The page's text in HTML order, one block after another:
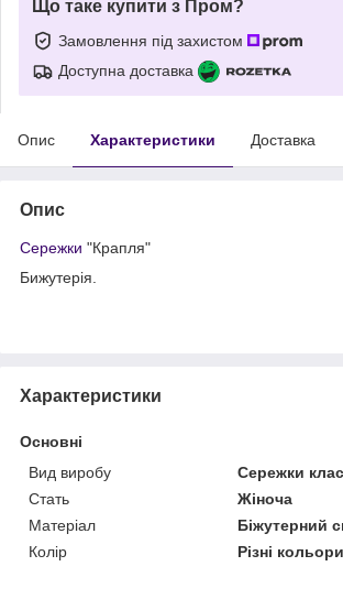
Що таке купити з Пром?
Замовлення під захистом
Доступна доставка
Опис Характеристики Доставка
Опис
Сережки "Крапля"
Бижутерія.
Характеристики
Основні
Вид виробу
Сережки
Стать
Жіноча
Матеріал
Біжутерний
Колір
Різні кольори